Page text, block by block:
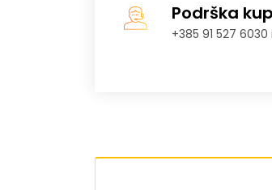
Podrška
+385 91 527